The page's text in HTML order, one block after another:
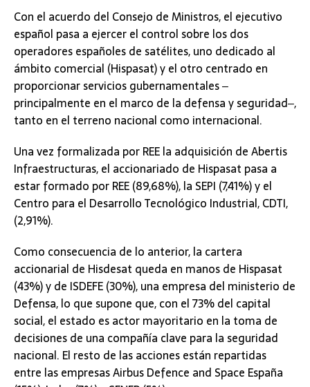
Con el acuerdo del Consejo de Ministros, el ejecutivo
español pasa a ejercer el control sobre los dos
operadores españoles de satélites, uno dedicado al
ámbito comercial (Hispasat) y el otro centrado en
proporcionar servicios gubernamentales ‒
principalmente en el marco de la defensa y seguridad‒,
tanto en el terreno nacional como internacional.
Una vez formalizada por REE la adquisición de Abertis
Infraestructuras, el accionariado de Hispasat pasa a
estar formado por REE (89,68%), la SEPI (7,41%) y el
Centro para el Desarrollo Tecnológico Industrial, CDTI,
(2,91%).
Como consecuencia de lo anterior, la cartera
accionarial de Hisdesat queda en manos de Hispasat
(43%) y de ISDEFE (30%), una empresa del ministerio de
Defensa, lo que supone que, con el 73% del capital
social, el estado es actor mayoritario en la toma de
decisiones de una compañía clave para la seguridad
nacional. El resto de las acciones están repartidas
entre las empresas Airbus Defence and Space España